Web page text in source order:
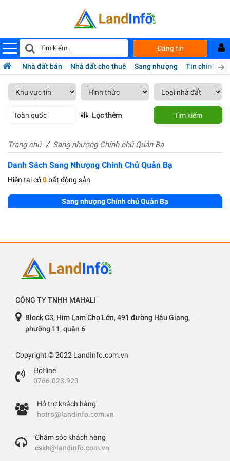
Đăng tin
Nhà đất bán Nhà đất cho thuê Sang nhượng Tin chính chủ
Toàn quốc Lọc thêm Tìm kiếm
Trang chủ Sang nhượng Chính chủ Quản Bạ
Danh Sách Sang Nhượng Chính Chủ Quản Bạ
Hiện tại có0 bất động sản
Sang nhượng Chính chủ Quản Bạ
CÔNG TY TNHH MAHALI
Block C3, Him Lam Chợ Lớn, 491 đường Hậu Giang,
phường 11, quận 6
Copyright © 2022 LandInfo.com.vn
Hotline
0766.023.923
Hỗ trợ khách hàng
hotro@landinfo.com.vn
Chăm sóc khách hàng
cskh@landinfo.com.vn